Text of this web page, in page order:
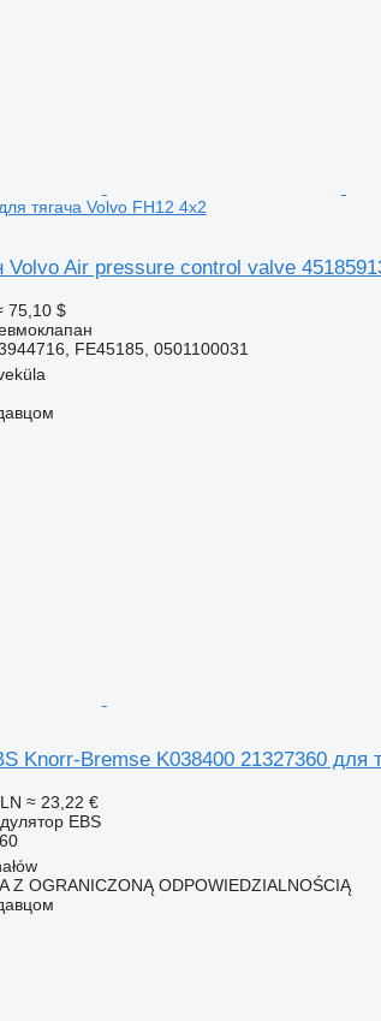
тягача Volvo FH12 4x2
Volvo Air pressure control valve
75,10 $
FE45185, 0501100031
Knorr-Bremse K038400 21327360 для
≈ 23,22 €
EBS
Z OGRANICZONĄ ODPOWIEDZIALNOŚCIĄ